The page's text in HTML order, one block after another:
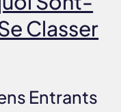
Classer
Entrants